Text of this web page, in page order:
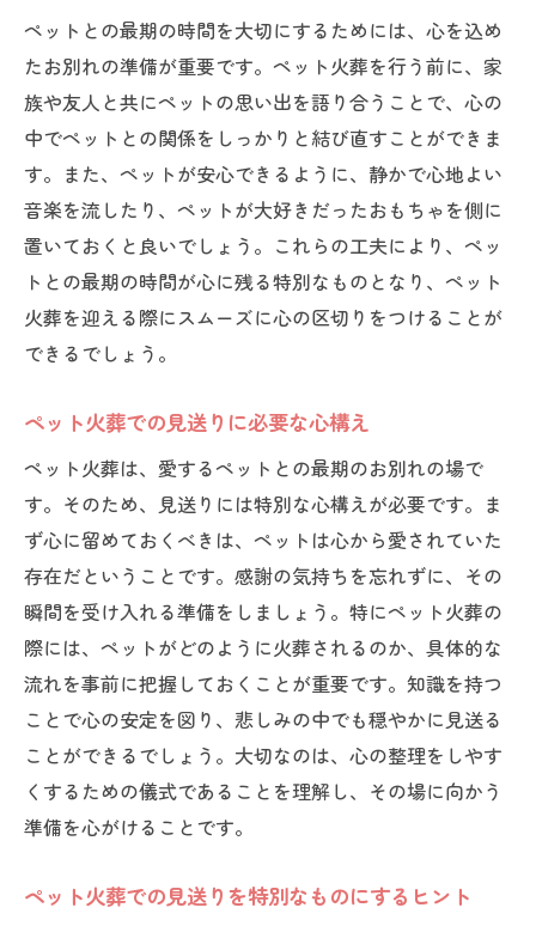
ペットとの最期の時間を大切にするためには、心を込め
たお別れの準備が重要です。ペット火葬を行う前に、家
族や友人と共にペットの思い出を語り合うことで、心の
中でペットとの関係をしっかりと結び直すことができま
す。また、ペットが安心できるように、静かで心地よい
音楽を流したり、ペットが大好きだったおもちゃを側に
置いておくと良いでしょう。これらの工夫により、ペッ
トとの最期の時間が心に残る特別なものとなり、ペット
火葬を迎える際にスムーズに心の区切りをつけることが
できるでしょう。
ペット火葬での見送りに必要な心構え
ペット火葬は、愛するペットとの最期のお別れの場で
す。そのため、見送りには特別な心構えが必要です。ま
ず心に留めておくべきは、ペットは心から愛されていた
存在だということです。感謝の気持ちを忘れずに、その
瞬間を受け入れる準備をしましょう。特にペット火葬の
際には、ペットがどのように火葬されるのか、具体的な
流れを事前に把握しておくことが重要です。知識を持つ
ことで心の安定を図り、悲しみの中でも穏やかに見送る
ことができるでしょう。大切なのは、心の整理をしやす
くするための儀式であることを理解し、その場に向かう
準備を心がけることです。
ペット火葬での見送りを特別なものにするヒント